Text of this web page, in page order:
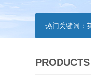
热门关键词：
PRODUCTS